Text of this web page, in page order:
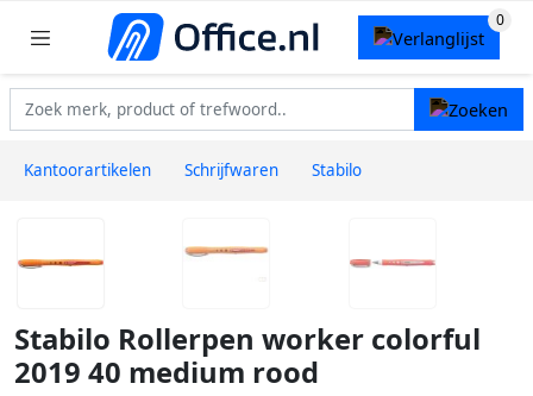
Kantoorartikelen Schrijfwaren Stabilo
Stabilo Rollerpen worker colorful
2019 40 medium rood